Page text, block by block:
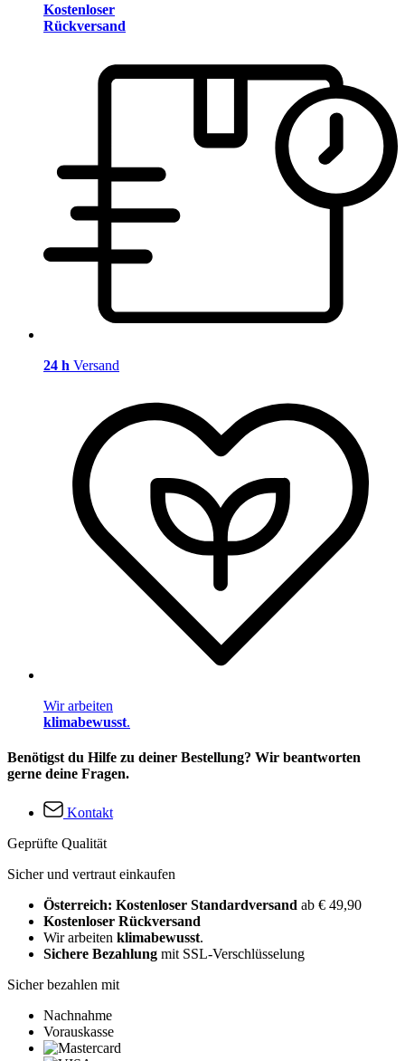
Kostenloser
Rückversand
24 h Versand
Wir arbeiten
klimabewusst.
Benötigst du Hilfe zu deiner Bestellung? Wir beantworten
gerne deine Fragen.
Kontakt
Geprüfte Qualität
Sicher und vertraut einkaufen
Österreich: Kostenloser Standardversand ab € 49,90
Kostenloser Rückversand
Wir arbeiten klimabewusst.
Sichere Bezahlung mit SSL-Verschlüsselung
Sicher bezahlen mit
Nachnahme
Vorauskasse